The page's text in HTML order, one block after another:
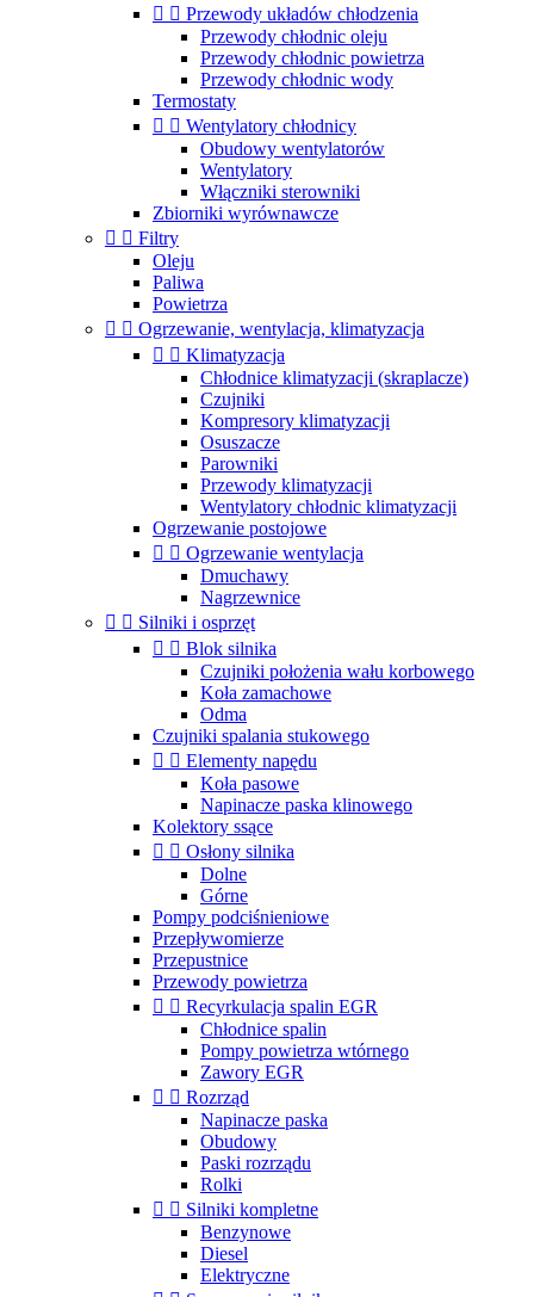
  Przewody układów chłodzenia
Przewody chłodnic oleju
Przewody chłodnic powietrza
Przewody chłodnic wody
Termostaty
  Wentylatory chłodnicy
Obudowy wentylatorów
Wentylatory
Włączniki sterowniki
Zbiorniki wyrównawcze
  Filtry
Oleju
Paliwa
Powietrza
  Ogrzewanie, wentylacja, klimatyzacja
  Klimatyzacja
Chłodnice klimatyzacji (skraplacze)
Czujniki
Kompresory klimatyzacji
Osuszacze
Parowniki
Przewody klimatyzacji
Wentylatory chłodnic klimatyzacji
Ogrzewanie postojowe
  Ogrzewanie wentylacja
Dmuchawy
Nagrzewnice
  Silniki i osprzęt
  Blok silnika
Czujniki położenia wału korbowego
Koła zamachowe
Odma
Czujniki spalania stukowego
  Elementy napędu
Koła pasowe
Napinacze paska klinowego
Kolektory ssące
  Osłony silnika
Dolne
Górne
Pompy podciśnieniowe
Przepływomierze
Przepustnice
Przewody powietrza
  Recyrkulacja spalin EGR
Chłodnice spalin
Pompy powietrza wtórnego
Zawory EGR
  Rozrząd
Napinacze paska
Obudowy
Paski rozrządu
Rolki
  Silniki kompletne
Benzynowe
Diesel
Elektryczne